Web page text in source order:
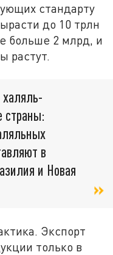
стандарту
до 10 трлн
больше 2 млрд, и
растут.
страны:
в
и Новая
Экспорт
только в